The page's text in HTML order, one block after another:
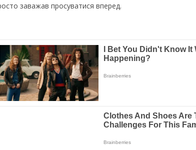
заважав просуватися вперед.